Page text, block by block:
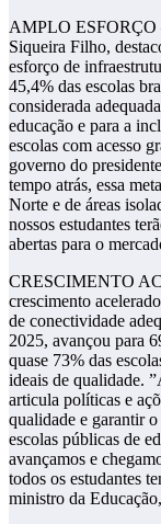
AMPLO ESFORÇO
Siqueira Filho,
esforço de
45,4% das escolas
considerada
educação e para a
escolas com acesso
governo do
tempo atrás, essa
Norte e de áreas
nossos estudantes
abertas para o
CRESCIMENTO
crescimento
de conectividade
2025, avançou para
quase 73% das
ideais de qualidade.
articula políticas e
qualidade e garantir
escolas públicas de
avançamos e
todos os estudantes
ministro da